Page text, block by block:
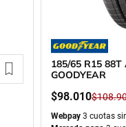
185/65 R15 88T
GOODYEAR
$98.010$108.
Webpay 3 cuotas